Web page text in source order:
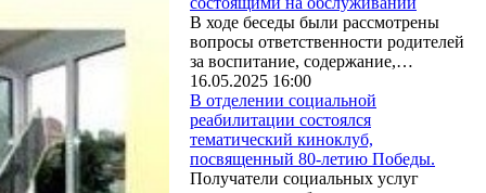
В ходе беседы были рассмотрены
вопросы ответственности родителей
за воспитание, содержание,…
16.05.2025 16:00
В отделении социальной
реабилитации состоялся
тематический киноклуб,
посвященный 80-летию Победы.
Получатели социальных услуг